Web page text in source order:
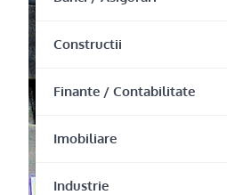
Constructii
Finante / Contabilitate
Imobiliare
Industrie